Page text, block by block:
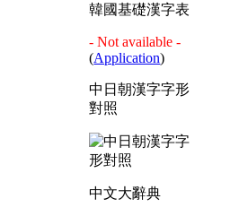
韓國基礎漢字表
- Not available -
(Application)
中日朝漢字字形
對照
中文大辭典